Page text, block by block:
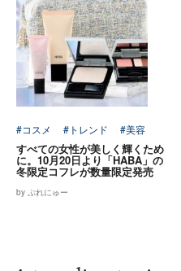
#コスメ #トレンド #美容
すべての女性が美しく輝くため
に。10月20日より「HABA」の
冬限定コフレが数量限定発売
by ぷれにゅー